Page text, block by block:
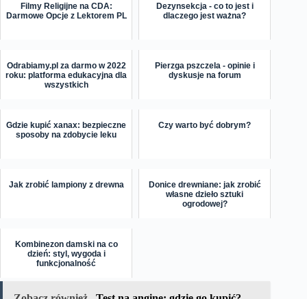
Filmy Religijne na CDA:
Darmowe Opcje z Lektorem PL
Dezynsekcja - co to jest i
dlaczego jest ważna?
Odrabiamy.pl za darmo w 2022
roku: platforma edukacyjna dla
wszystkich
Pierzga pszczela - opinie i
dyskusje na forum
Gdzie kupić xanax: bezpieczne
sposoby na zdobycie leku
Czy warto być dobrym?
Jak zrobić lampiony z drewna
Donice drewniane: jak zrobić
własne dzieło sztuki
ogrodowej?
Kombinezon damski na co
dzień: styl, wygoda i
funkcjonalność